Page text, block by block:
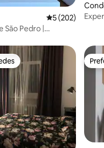
5 de uma
5 (202)
São Pedro |